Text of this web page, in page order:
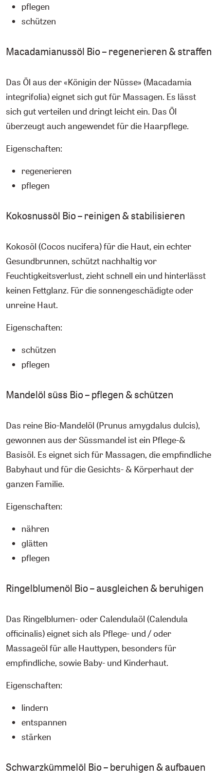
pflegen
schützen
Macadamianussöl Bio – regenerieren & straffen
Das Öl aus der «Königin der Nüsse» (Macadamia
integrifolia) eignet sich gut für Massagen. Es lässt
sich gut verteilen und dringt leicht ein. Das Öl
überzeugt auch angewendet für die Haarpflege.
Eigenschaften:
regenerieren
pflegen
Kokosnussöl Bio – reinigen & stabilisieren
Kokosöl (Cocos nucifera) für die Haut, ein echter
Gesundbrunnen, schützt nachhaltig vor
Feuchtigkeitsverlust, zieht schnell ein und hinterlässt
keinen Fettglanz. Für die sonnengeschädigte oder
unreine Haut.
Eigenschaften:
schützen
pflegen
Mandelöl süss Bio – pflegen & schützen
Das reine Bio-Mandelöl (Prunus amygdalus dulcis),
gewonnen aus der Süssmandel ist ein Pflege-&
Basisöl. Es eignet sich für Massagen, die empfindliche
Babyhaut und für die Gesichts- & Körperhaut der
ganzen Familie.
Eigenschaften:
nähren
glätten
pflegen
Ringelblumenöl Bio – ausgleichen & beruhigen
Das Ringelblumen- oder Calendulaöl (Calendula
officinalis) eignet sich als Pflege- und / oder
Massageöl für alle Hauttypen, besonders für
empfindliche, sowie Baby- und Kinderhaut.
Eigenschaften:
lindern
entspannen
stärken
Schwarzkümmelöl Bio – beruhigen & aufbauen